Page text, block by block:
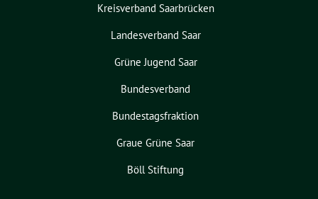
Kreisverband Saarbrücken
Landesverband Saar
Grüne Jugend Saar
Bundesverband
Bundestagsfraktion
Graue Grüne Saar
Böll Stiftung